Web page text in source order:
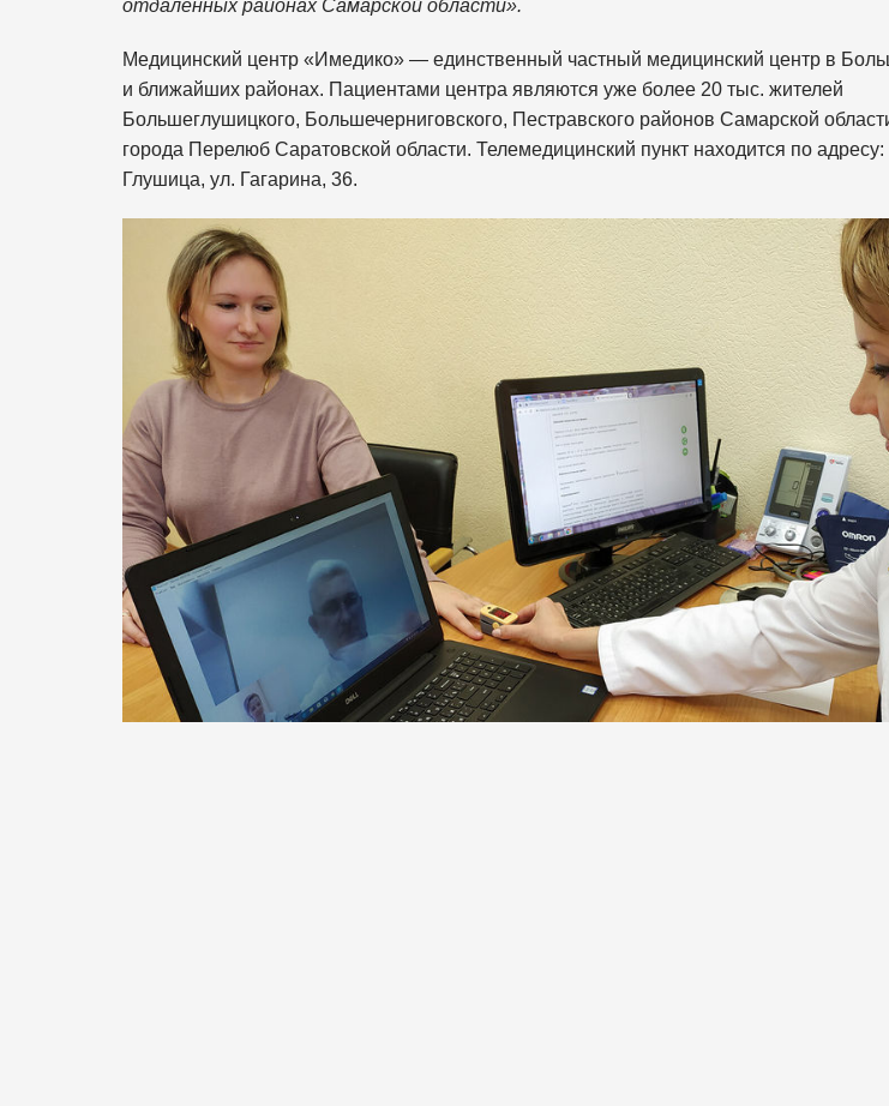
отдаленных районах Самарской области».
Медицинский центр «Имедико» — единственный частный медицинский центр в
и ближайших районах. Пациентами центра являются уже более 20 тыс. жителей
Большеглушицкого, Большечерниговского, Пестравского районов Самарской
города Перелюб Саратовской области. Телемедицинский пункт находится по
Глушица, ул. Гагарина, 36.